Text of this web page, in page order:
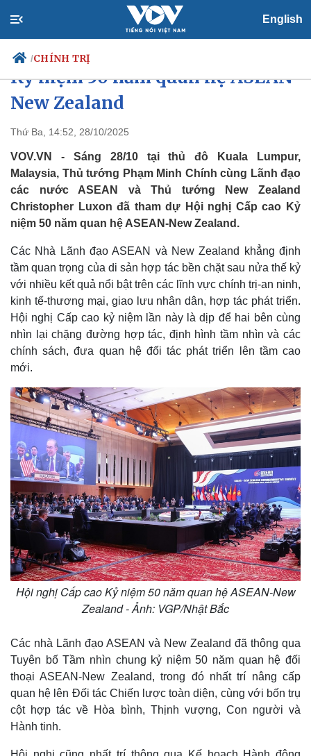
English
/CHÍNH TRỊ
Chính trị
Tổ chức nhân sự
Quốc hội
Nhận diện sự thật
Tin 24h
Dự báo thời tiết
Giáo dục
Dấu ấn VOV
Việc làm
Biển đảo
Thủ tướng dự Hội nghị Cấp cao
Kỷ niệm 50 năm quan hệ ASEAN-
New Zealand
Thứ Ba, 14:52, 28/10/2025
VOV.VN - Sáng 28/10 tại thủ đô Kuala Lumpur,
Malaysia, Thủ tướng Phạm Minh Chính cùng Lãnh đạo
các nước ASEAN và Thủ tướng New Zealand
Christopher Luxon đã tham dự Hội nghị Cấp cao Kỷ
niệm 50 năm quan hệ ASEAN-New Zealand.
Các Nhà Lãnh đạo ASEAN và New Zealand khẳng định
tầm quan trọng của di sản hợp tác bền chặt sau nửa thế kỷ
với nhiều kết quả nổi bật trên các lĩnh vực chính trị-an ninh,
kinh tế-thương mại, giao lưu nhân dân, hợp tác phát triển.
Hội nghị Cấp cao kỷ niệm lần này là dịp để hai bên cùng
nhìn lại chặng đường hợp tác, định hình tầm nhìn và các
chính sách, đưa quan hệ đối tác phát triển lên tầm cao
mới.
Hội nghị Cấp cao Kỷ niệm 50 năm quan hệ ASEAN-New
Zealand - Ảnh: VGP/Nhật Bắc
Các nhà Lãnh đạo ASEAN và New Zealand đã thông qua
Tuyên bố Tầm nhìn chung kỷ niệm 50 năm quan hệ đối
thoại ASEAN-New Zealand, trong đó nhất trí nâng cấp
quan hệ lên Đối tác Chiến lược toàn diện, cùng với bốn trụ
cột hợp tác về Hòa bình, Thịnh vượng, Con người và
Hành tinh.